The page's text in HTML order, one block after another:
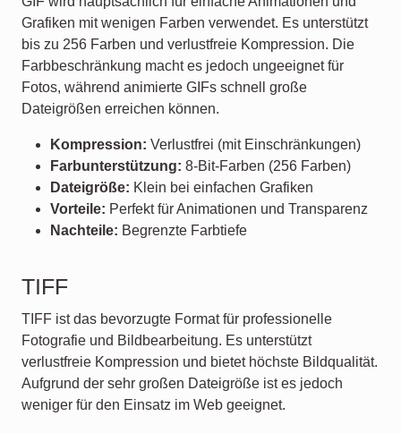
Grafiken mit wenigen Farben verwendet. Es unterstützt
bis zu 256 Farben und verlustfreie Kompression. Die
Farbbeschränkung macht es jedoch ungeeignet für
Fotos, während animierte GIFs schnell große
Dateigrößen erreichen können.
Kompression: Verlustfrei (mit Einschränkungen)
Farbunterstützung: 8-Bit-Farben (256 Farben)
Dateigröße: Klein bei einfachen Grafiken
Vorteile: Perfekt für Animationen und Transparenz
Nachteile: Begrenzte Farbtiefe
TIFF
TIFF ist das bevorzugte Format für professionelle
Fotografie und Bildbearbeitung. Es unterstützt
verlustfreie Kompression und bietet höchste Bildqualität.
Aufgrund der sehr großen Dateigröße ist es jedoch
weniger für den Einsatz im Web geeignet.